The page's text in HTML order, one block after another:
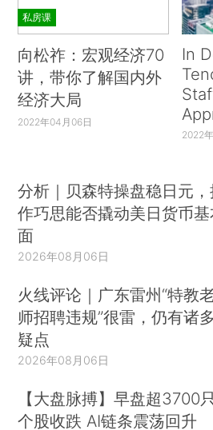
私房课
向松祚：宏观经济70
讲，带你了解国内外
经济大局
2022年04月06日
In
2022
分析｜贝森特操盘稳日元，
作巧思能否撬动美日货币基
面
2026年08月06日
火线评论｜广东雷州“特教
师招聘违规”很雷，仍有诸多
疑点
2026年08月06日
【大盘脉搏】早盘超3700只
个股收跌 AI链条震荡回升